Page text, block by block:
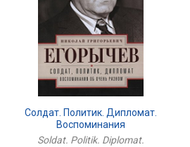
Солдат. Политик. Дипломат.
Воспоминания
Soldat. Politik. Diplomat.